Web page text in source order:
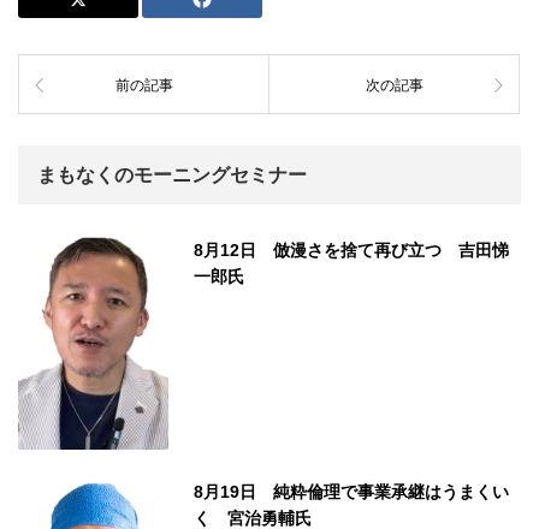
前の記事 次の記事
まもなくのモーニングセミナー
8月12日 倣漫さを捨て再び立つ 吉田悌
一郎氏
8月19日 純粋倫理で事業承継はうまくい
く 宮治勇輔氏